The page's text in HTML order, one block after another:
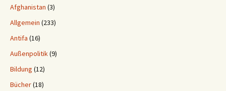
Afghanistan (3)
Allgemein (233)
Antifa (16)
Außenpolitik(9)
Bildung (12)
Bücher(18)